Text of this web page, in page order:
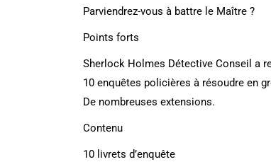
Parviendrez-vous à battre le Maître ?
Points forts
Sherlock Holmes Détective Conseil a
10 enquêtes policières à résoudre en
De nombreuses extensions.
Contenu
10 livrets d’enquête